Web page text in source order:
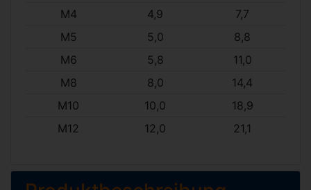
M4
4,9
7,7
M5
5,0
8,8
M6
5,8
11,0
M8
8,0
14,4
M10
10,0
18,9
M12
12,0 21,1